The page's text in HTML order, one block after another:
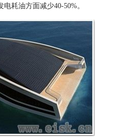
耗油方面减少40-50%。